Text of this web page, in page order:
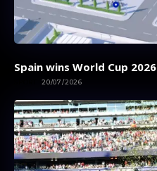
Spain wins World Cup 2026
20/07/2026